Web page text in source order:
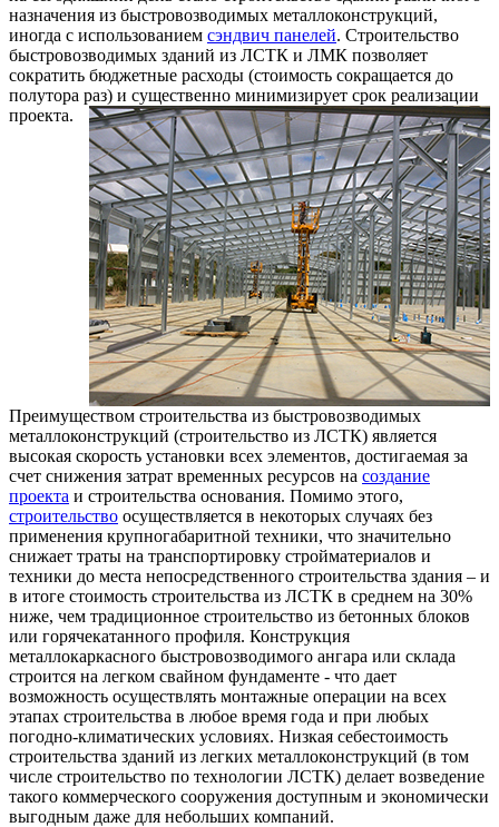
назначения из быстровозводимых металлоконструкций,
иногда с использованием сэндвич панелей. Строительство
быстровозводимых зданий из ЛСТК и ЛМК позволяет
сократить бюджетные расходы (стоимость сокращается до
полутора раз) и существенно минимизирует срок реализации
проекта.
Преимуществом строительства из быстровозводимых
металлоконструкций (строительство из ЛСТК) является
высокая скорость установки всех элементов, достигаемая за
счет снижения затрат временных ресурсов на создание
проекта и строительства основания. Помимо этого,
строительство осуществляется в некоторых случаях без
применения крупногабаритной техники, что значительно
снижает траты на транспортировку стройматериалов и
техники до места непосредственного строительства здания – и
в итоге стоимость строительства из ЛСТК в среднем на 30%
ниже, чем традиционное строительство из бетонных блоков
или горячекатанного профиля. Конструкция
металлокаркасного быстровозводимого ангара или склада
строится на легком свайном фундаменте - что дает
возможность осуществлять монтажные операции на всех
этапах строительства в любое время года и при любых
погодно-климатических условиях. Низкая себестоимость
строительства зданий из легких металлоконструкций (в том
числе строительство по технологии ЛСТК) делает возведение
такого коммерческого сооружения доступным и экономически
выгодным даже для небольших компаний.